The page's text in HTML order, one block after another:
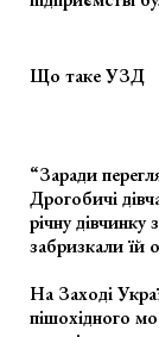
Що таке УЗД
“Заради
Дрогобичі
річну дівчинку
забризкали їй
На Заході
пішохідного